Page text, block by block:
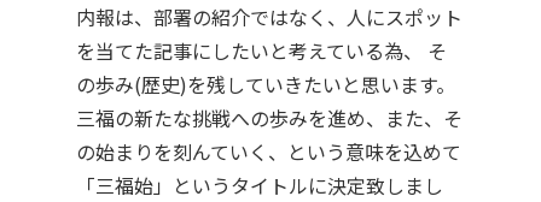
内報は、部署の紹介ではなく、人にスポット
を当てた記事にしたいと考えている為、 そ
の歩み(歴史)を残していきたいと思います。
三福の新たな挑戦への歩みを進め、また、そ
の始まりを刻んていく、という意味を込めて
「三福始」というタイトルに決定致しまし